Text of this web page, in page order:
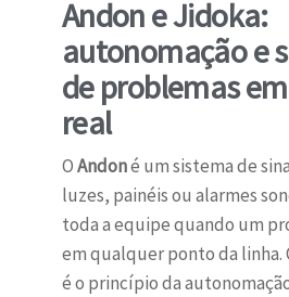
Andon e Jidoka:
autonomação e
de problemas
real
OAndoné um sistema de
luzes, painéis ou alarmes
toda a equipe quando um
em qualquer ponto da linha.
é o princípio da